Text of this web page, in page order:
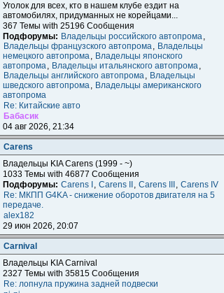
Уголок для всех, кто в нашем клубе ездит на
автомобилях, придуманных не корейцами...
367 Темы with 25196 Сообщения
Подфорумы: Владельцы российского автопрома,
Владельцы французского автопрома, Владельцы
немецкого автопрома, Владельцы японского
автопрома, Владельцы итальянского автопрома,
Владельцы английского автопрома, Владельцы
шведского автопрома, Владельцы американского
автопрома
Re: Китайские авто
Бабасик
04 авг 2026, 21:34
Carens
Владельцы KIA Carens (1999 - ~)
1033 Темы with 46877 Сообщения
Подфорумы: Carens I , Carens II , Carens III , Carens IV
Re: МКПП G4KA - снижение оборотов двигателя на 5
передаче.
alex182
29 июн 2026, 20:07
Carnival
Владельцы KIA Carnival
2327 Темы with 35815 Сообщения
Re: лопнула пружина задней подвески